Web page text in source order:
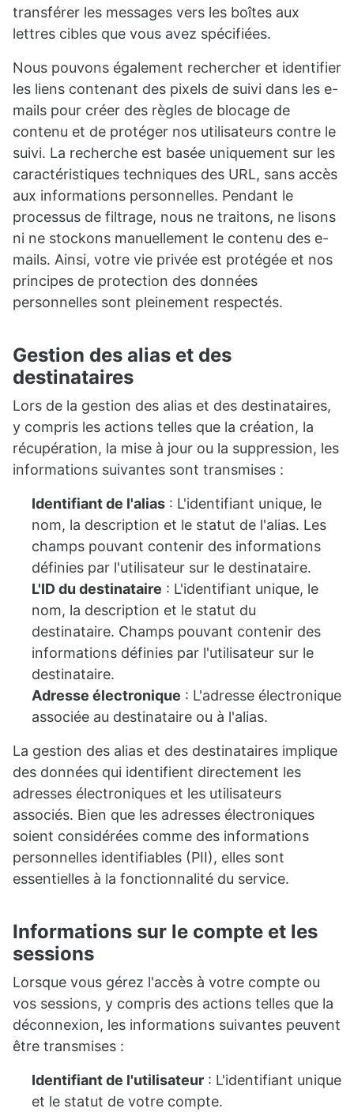
transférer les messages vers les boîtes aux
lettres cibles que vous avez spécifiées.
Nous pouvons également rechercher et identifier
les liens contenant des pixels de suivi dans les e-
mails pour créer des règles de blocage de
contenu et de protéger nos utilisateurs contre le
suivi. La recherche est basée uniquement sur les
caractéristiques techniques des URL, sans accès
aux informations personnelles. Pendant le
processus de filtrage, nous ne traitons, ne lisons
ni ne stockons manuellement le contenu des e-
mails. Ainsi, votre vie privée est protégée et nos
principes de protection des données
personnelles sont pleinement respectés.
Gestion des alias et des
destinataires
Lors de la gestion des alias et des destinataires,
y compris les actions telles que la création, la
récupération, la mise à jour ou la suppression, les
informations suivantes sont transmises :
Identifiant de l'alias : L'identifiant unique, le
nom, la description et le statut de l'alias. Les
champs pouvant contenir des informations
définies par l'utilisateur sur le destinataire.
L'ID du destinataire : L'identifiant unique, le
nom, la description et le statut du
destinataire. Champs pouvant contenir des
informations définies par l'utilisateur sur le
destinataire.
Adresse électronique : L'adresse électronique
associée au destinataire ou à l'alias.
La gestion des alias et des destinataires implique
des données qui identifient directement les
adresses électroniques et les utilisateurs
associés. Bien que les adresses électroniques
soient considérées comme des informations
personnelles identifiables (PII), elles sont
essentielles à la fonctionnalité du service.
Informations sur le compte et les
sessions
Lorsque vous gérez l'accès à votre compte ou
vos sessions, y compris des actions telles que la
déconnexion, les informations suivantes peuvent
être transmises :
Identifiant de l'utilisateur : L'identifiant unique
et le statut de votre compte.